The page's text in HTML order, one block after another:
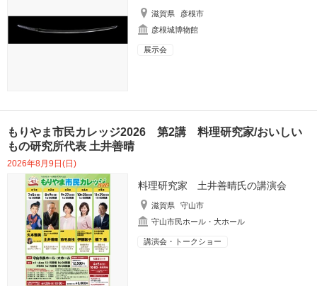
滋賀県
彦根市
彦根城博物館
展示会
もりやま市民カレッジ2026 第2講 料理研究家/おいしい
もの研究所代表 土井善晴
2026年8月9日(日)
料理研究家 土井善晴氏の講演会
滋賀県
守山市
守山市民ホール・大ホール
講演会・トークショー